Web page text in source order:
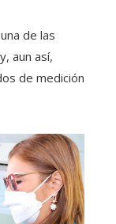
de las
aun así,
de medición